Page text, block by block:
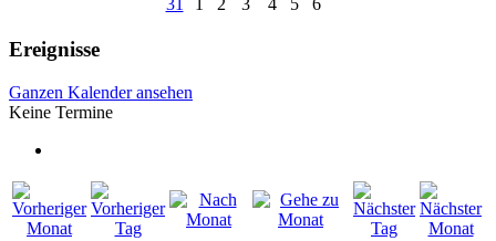
31
1 2 3 4 5 6
Ereignisse
Ganzen Kalender ansehen
Keine Termine